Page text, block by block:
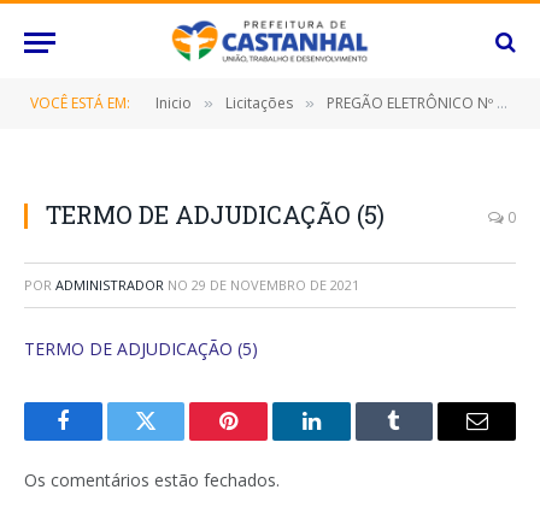
VOCÊ ESTÁ EM: Inicio » Licitações » PREGÃO ELETRÔNICO Nº 064/2021 (CONTRATAÇÃO DE EMPRESA ESPECIALIZADA PARA PRESTAÇÃO DE SERVIÇOS DE TRANSPORTE ESCOLAR PARA ALUNOS EM ZONEAMENTO RURAL DA REDE MUNICIPAL E ESTADUAL DE ENSINO)
TERMO DE ADJUDICAÇÃO (5) 0
POR ADMINISTRADOR NO 29 DE NOVEMBRO DE 2021
TERMO DE ADJUDICAÇÃO (5)
FacebookTwitter Pinterest O
Tumblr
E-
Os comentários estão fechados.